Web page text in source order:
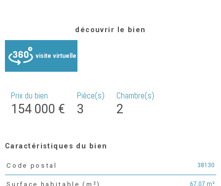
découvrir le bien
visite virtuelle
Prix du bien
154 000 €
Pièce(s)
3
Chambre(s)
2
Caractéristiques du bien
Caractéristiques
Code postal 38130
Surface habitable (m²) 67,07 m²